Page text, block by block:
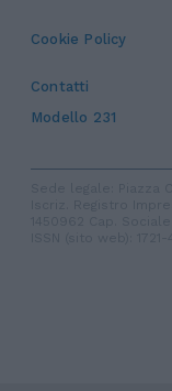
Cookie Policy
Contatti
Modello 231